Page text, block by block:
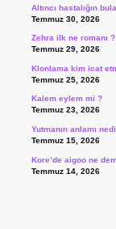
Altıncı hastalığın
Temmuz 30, 2026
Zehra ilk ne romanı ?
Temmuz 29, 2026
Klonlama kim icat
Temmuz 25, 2026
Kalem eylem mi ?
Temmuz 23, 2026
Yutmanın anlamı
Temmuz 15, 2026
Kore’de aigoo ne
Temmuz 14, 2026